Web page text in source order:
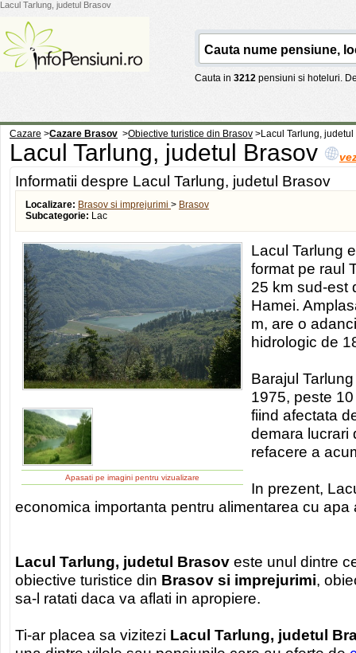
Lacul Tarlung, judetul Brasov
Cauta in 3212 pensiuni si hoteluri.
Cazare >Cazare Brasov >Obiective turistice din Brasov >Lacul Tarlung, judetul
Lacul Tarlung, judetul Brasov
Informatii despre Lacul Tarlung, judetul Brasov
Localizare: Brasov si imprejurimi > Brasov
Subcategorie: Lac
Apasati pe imagini pentru vizualizare
Lacul Tarlung
format pe raul
25 km sud-est
Hamei.
m, are o
hidrologic de
Barajul
1975, peste
fiind afectata
demara lucrari
refacere a
In prezent,
economica importanta pentru alimentarea cu apa
Lacul Tarlung, judetul Brasov este unul dintre
obiective turistice din Brasov si imprejurimi,
sa-l ratati daca va aflati in apropiere.
Ti-ar placea sa vizitezi Lacul Tarlung, judetul